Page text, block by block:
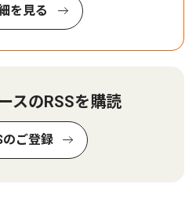
を見る
スのRSSを購読
のご登録